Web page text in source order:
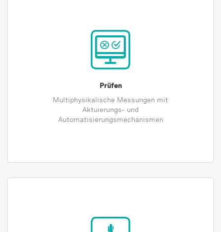
Prüfen
Multiphysikalische Messungen mit
Aktuierungs- und
Automatisierungsmechanismen